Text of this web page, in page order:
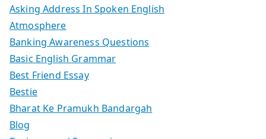
Asking Address In Spoken English
Atmosphere
Banking Awareness Questions
Basic English Grammar
Best Friend Essay
Bestie
Bharat Ke Pramukh Bandargah
Blog